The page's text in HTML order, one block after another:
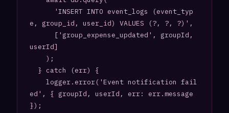
e, group_id, user_id) VALUES (?, ?, ?)',
userId]
ed', { groupId, userId, err: err.message
});